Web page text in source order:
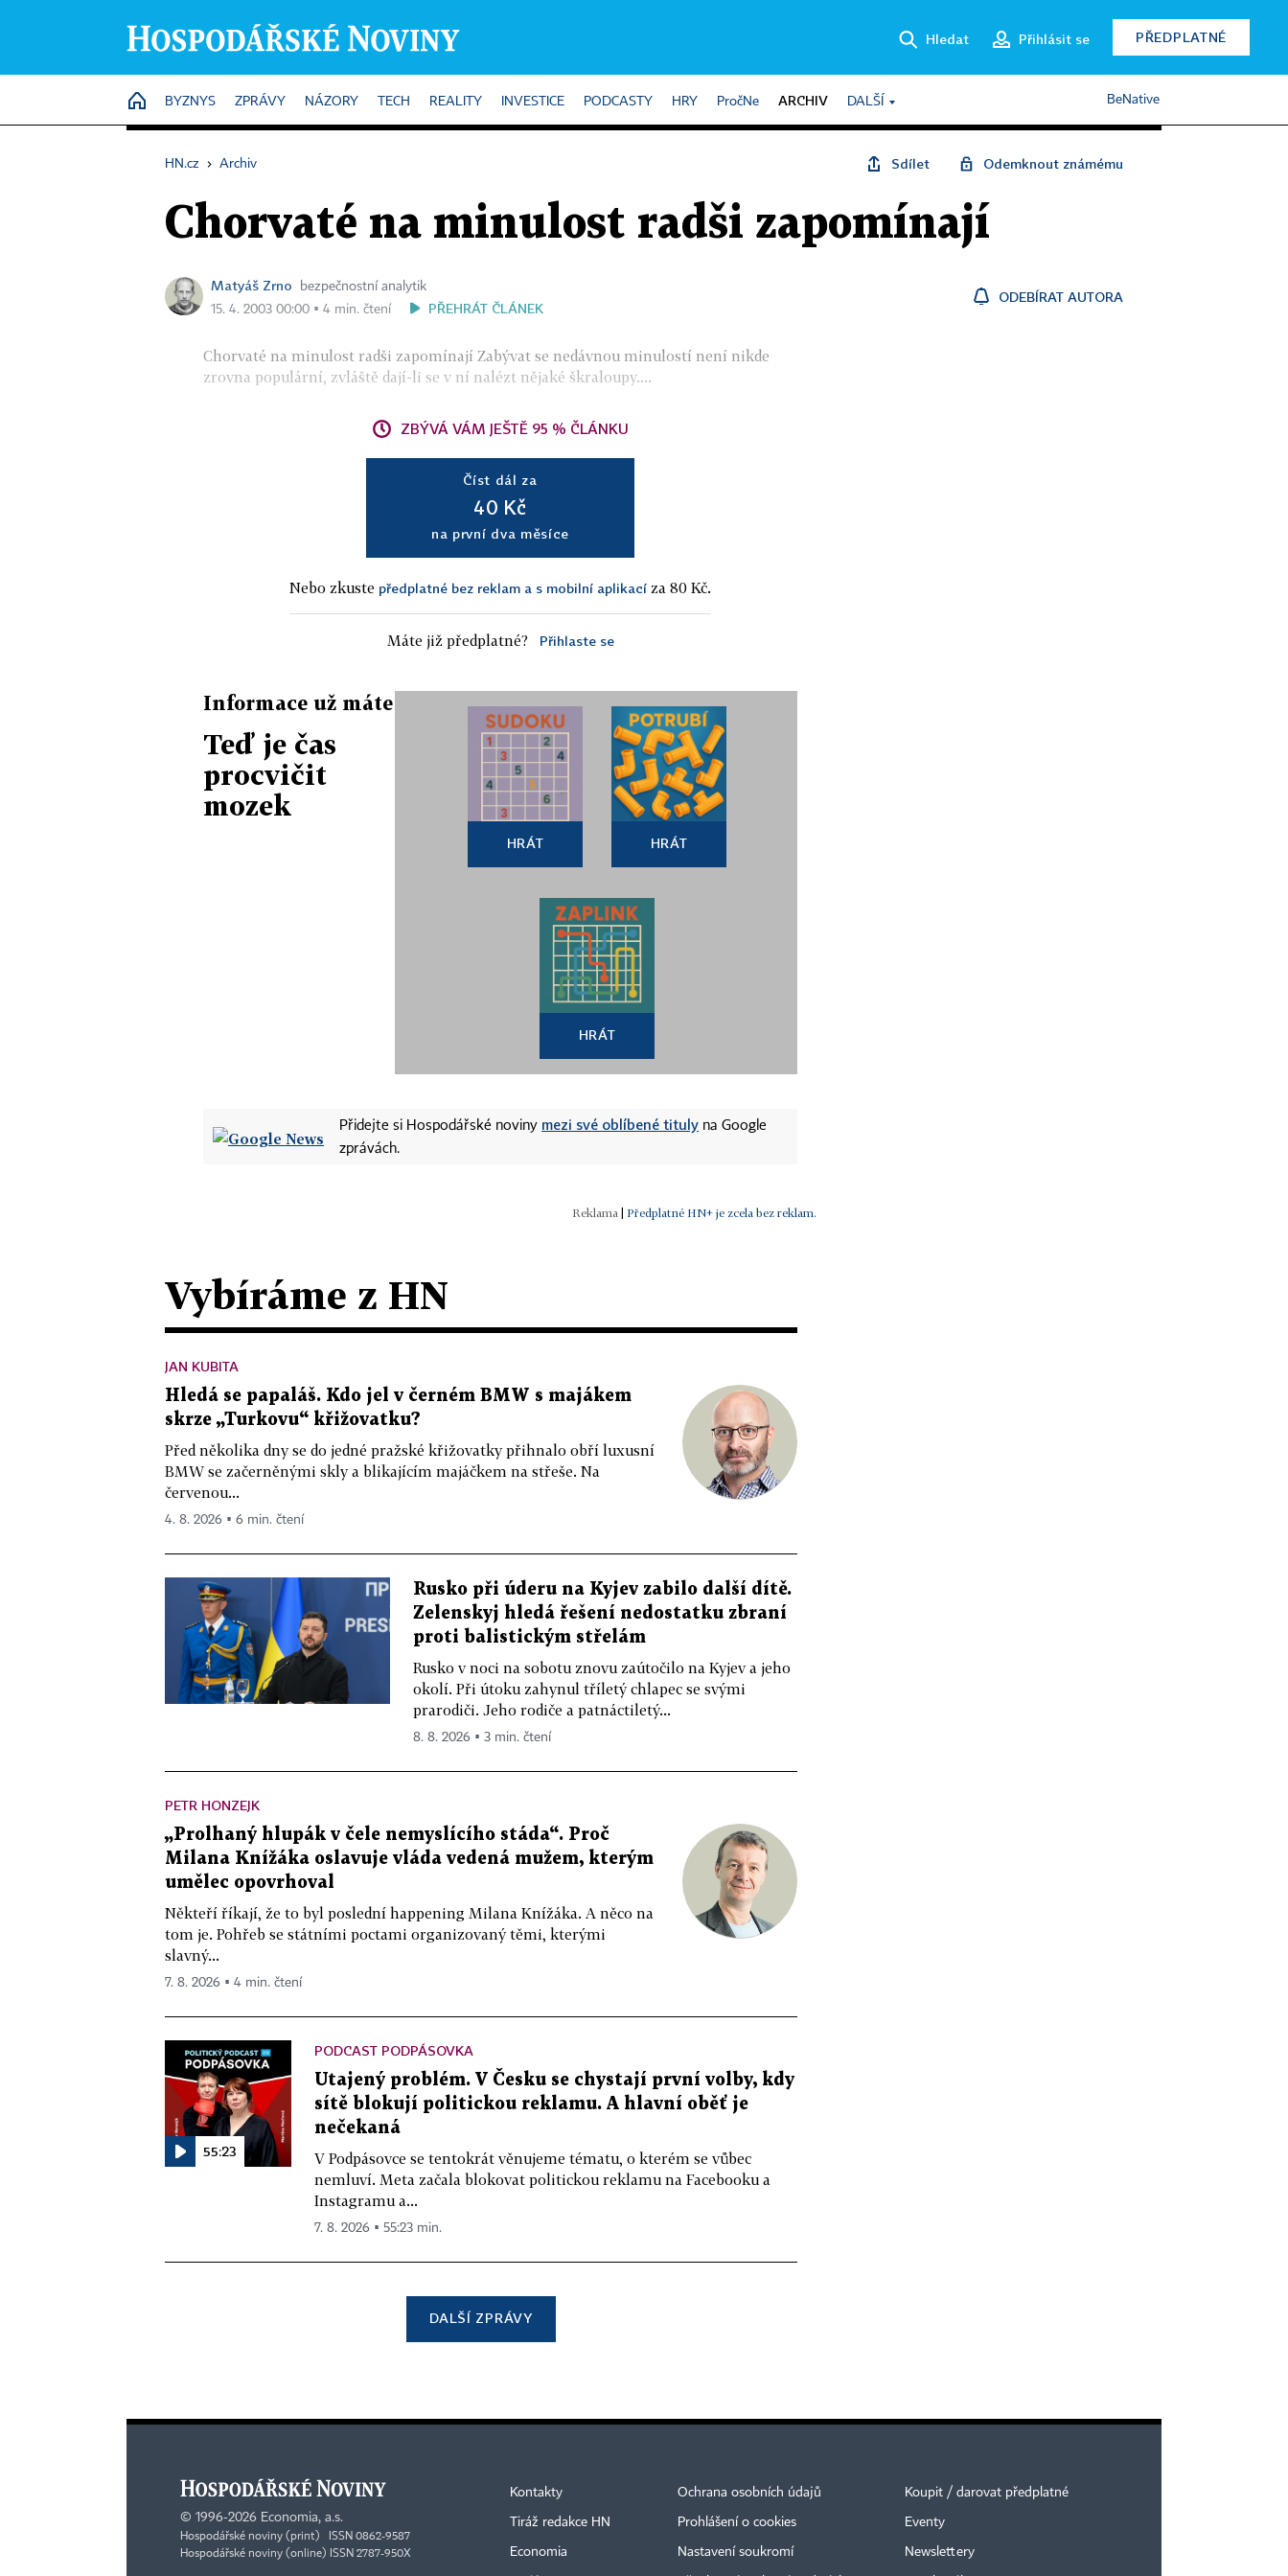
Hledat Přihlásit se PŘEDPLATNÉ
HOME
BYZNYS ZPRÁVY NÁZORY TECH REALITY INVESTICE PODCASTY HRY PročNe ARCHIV DALŠÍ BeNative
HN.cz › Archiv Sdílet Odemknout známému
Chorvaté na minulost radši zapomínají
Matyáš Zrno
bezpečnostní analytik
15. 4. 2003 00:00 ▪ 4 min. čtení
PŘEHRÁT ČLÁNEK
ODEBÍRAT AUTORA
Chorvaté na minulost radši zapomínají Zabývat se nedávnou minulostí není nikde
zrovna populární, zvláště dají-li se v ní nalézt nějaké škraloupy....
ZBÝVÁ VÁM JEŠTĚ 95 % ČLÁNKU
Číst dál za
40 Kč
na první dva měsíce
Nebo zkuste předplatné bez reklam a s mobilní aplikací za 80 Kč.
Máte již předplatné? Přihlaste se
Informace už máte
Teď je čas
procvičit
mozek
HRÁT HRÁT
HRÁT
Přidejte si Hospodářské noviny mezi své oblíbené tituly na Google
zprávách.
Předplatné HN+ je zcela bez reklam.
Vybíráme z HN
JAN KUBITA
Hledá se papaláš. Kdo jel v černém BMW s majákem
skrze „Turkovu“ křižovatku?
Před několika dny se do jedné pražské křižovatky přihnalo obří luxusní
BMW se začerněnými skly a blikajícím majáčkem na střeše. Na
červenou...
4. 8. 2026 ▪ 6 min. čtení
Rusko při úderu na Kyjev zabilo další dítě.
Zelenskyj hledá řešení nedostatku zbraní
proti balistickým střelám
Rusko v noci na sobotu znovu zaútočilo na Kyjev a jeho
okolí. Při útoku zahynul tříletý chlapec se svými
prarodiči. Jeho rodiče a patnáctiletý...
8. 8. 2026 ▪ 3 min. čtení
PETR HONZEJK
„Prolhaný hlupák v čele nemyslícího stáda“. Proč
Milana Knížáka oslavuje vláda vedená mužem, kterým
umělec opovrhoval
Někteří říkají, že to byl poslední happening Milana Knížáka. A něco na
tom je. Pohřeb se státními poctami organizovaný těmi, kterými
slavný...
7. 8. 2026 ▪ 4 min. čtení
55:23
PODCAST PODPÁSOVKA
Utajený problém. V Česku se chystají první volby, kdy
sítě blokují politickou reklamu. A hlavní oběť je
nečekaná
V Podpásovce se tentokrát věnujeme tématu, o kterém se vůbec
nemluví. Meta začala blokovat politickou reklamu na Facebooku a
Instagramu a...
7. 8. 2026 ▪ 55:23 min.
DALŠÍ ZPRÁVY
© 1996-2026 Economia, a.s.
Hospodářské noviny (print) ISSN 0862-9587
Hospodářské noviny (online) ISSN 2787-950X
Kontakty
Tiráž redakce HN
Economia
Ochrana osobních údajů
Prohlášení o cookies
Nastavení soukromí
Koupit / darovat předplatné
Eventy
Newslettery